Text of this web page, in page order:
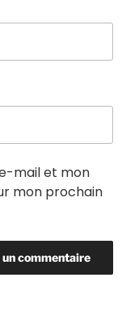
mail et mon
mon prochain